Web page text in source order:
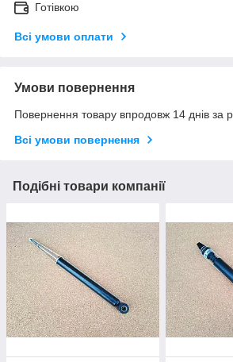
Готівкою
Всі умови оплати
Умови повернення
Повернення товару впродовж 14 днів за
Всі умови повернення
Подібні товари компанії